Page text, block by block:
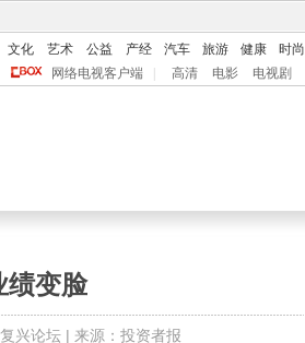
文化 艺术 公益 产经 汽车 旅游 健康 时尚
网络电视客户端 高清 电影 电视剧
绩变脸
兴论坛| 来源：投资者报